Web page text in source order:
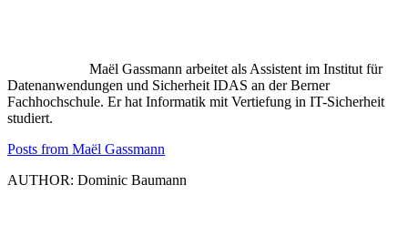
Maël Gassmann arbeitet als Assistent im Institut für
Datenanwendungen und Sicherheit IDAS an der Berner
Fachhochschule. Er hat Informatik mit Vertiefung in IT-Sicherheit
studiert.
Posts from Maël Gassmann
AUTHOR: Dominic Baumann